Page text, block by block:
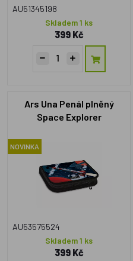
AU51345198
Skladem 1 ks
399 Kč
Ars Una Penál plněný
Space Explorer
NOVINKA
AU53575524
Skladem 1 ks
399 Kč